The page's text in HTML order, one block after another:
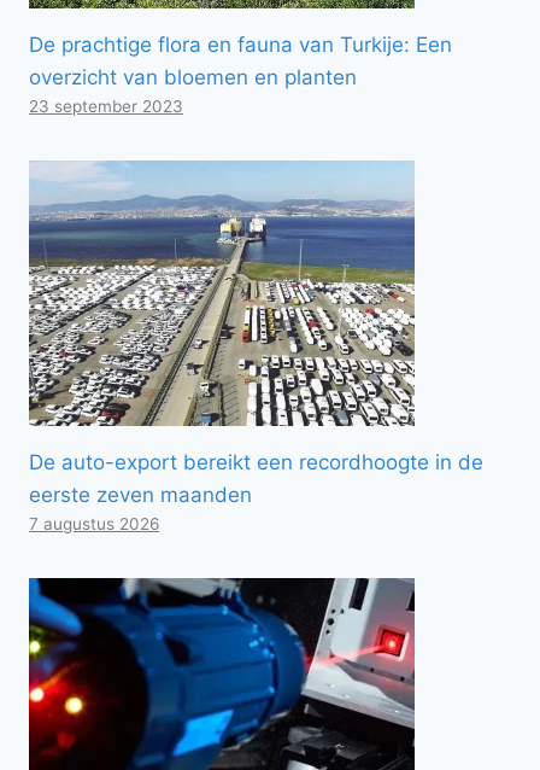
De prachtige flora en fauna van Turkije: Een
overzicht van bloemen en planten
23 september 2023
De auto-export bereikt een recordhoogte in de
eerste zeven maanden
7 augustus 2026